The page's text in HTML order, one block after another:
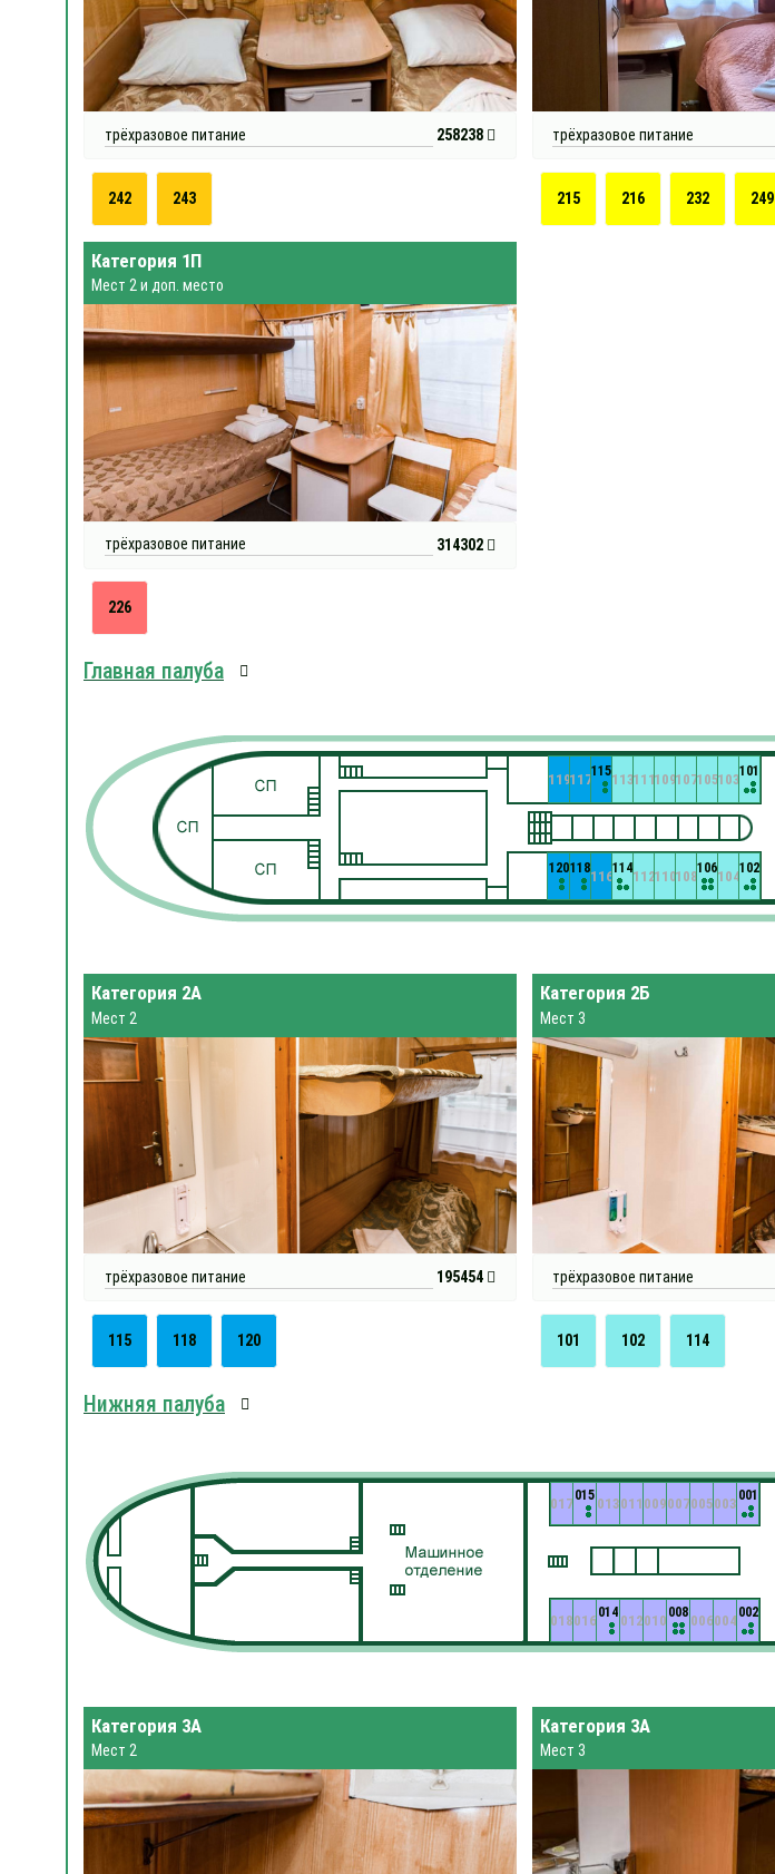
трёхразовое питание 258238
242 243
трёхразовое питание
215 216 232 249
Категория 1П
Мест 2 и доп. место
трёхразовое питание 314302
226
Главная палуба
101
102
103
104
105
106
107
108
109
110
111
112
113
114
115
116
117
118
119
120
Категория 2А
Мест 2
трёхразовое питание 195454
115 118 120
Категория 2Б
Мест 3
трёхразовое питание
101 102 114
Нижняя палуба
001
002
003
004
005
006
007
008
009
010
011
012
013
014
015
016
017
018
Категория 3А
Мест 2
Категория 3А
Мест 3